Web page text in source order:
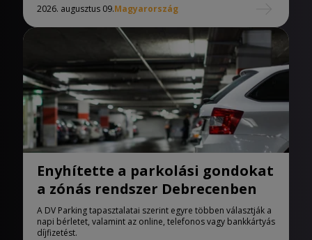
2026. augusztus 09.Magyarország
Enyhítette a parkolási gondokat
a zónás rendszer Debrecenben
A DV Parking tapasztalatai szerint egyre többen választják a
napi bérletet, valamint az online, telefonos vagy bankkártyás
díjfizetést.